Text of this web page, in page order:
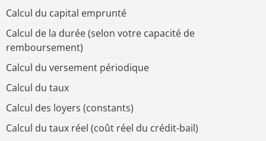
Calcul du capital emprunté
Calcul de la durée (selon votre capacité de
remboursement)
Calcul du versement périodique
Calcul du taux
Calcul des loyers (constants)
Calcul du taux réel (coût réel du crédit-bail)